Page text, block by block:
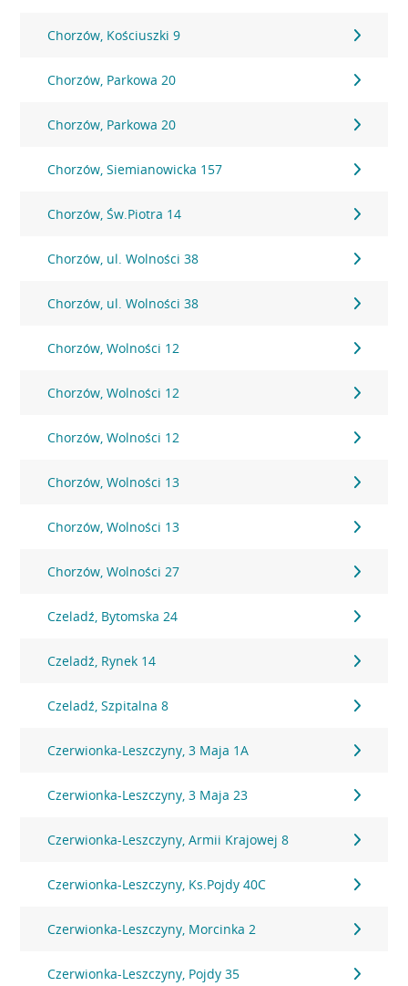
Chorzów, Kościuszki 9
Chorzów, Parkowa 20
Chorzów, Parkowa 20
Chorzów, Siemianowicka 157
Chorzów, Św.Piotra 14
Chorzów, ul. Wolności 38
Chorzów, ul. Wolności 38
Chorzów, Wolności 12
Chorzów, Wolności 12
Chorzów, Wolności 12
Chorzów, Wolności 13
Chorzów, Wolności 13
Chorzów, Wolności 27
Czeladź, Bytomska 24
Czeladź, Rynek 14
Czeladź, Szpitalna 8
Czerwionka-Leszczyny, 3 Maja 1A
Czerwionka-Leszczyny, 3 Maja 23
Czerwionka-Leszczyny, Armii Krajowej 8
Czerwionka-Leszczyny, Ks.Pojdy 40C
Czerwionka-Leszczyny, Morcinka 2
Czerwionka-Leszczyny, Pojdy 35